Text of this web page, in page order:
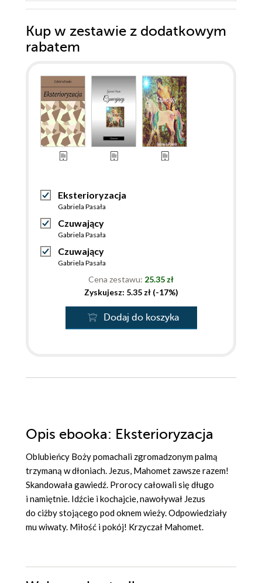
Kup w zestawie z dodatkowym
rabatem
Eksterioryzacja
Gabriela Pasała
Czuwający
Gabriela Pasała
Czuwający
Gabriela Pasała
Cena zestawu: 25.35 zł
Zyskujesz: 5.35 zł (-17%)
Dodaj do koszyka
Opis ebooka: Eksterioryzacja
Oblubieńcy Boży pomachali zgromadzonym palmą
trzymaną w dłoniach. Jezus, Mahomet zawsze razem!
Skandowała gawiedź. Prorocy całowali się długo
i namiętnie. Idźcie i kochajcie, nawoływał Jezus
do ciżby stojącego pod oknem wieży. Odpowiedziały
mu wiwaty. Miłość i pokój! Krzyczał Mahomet.